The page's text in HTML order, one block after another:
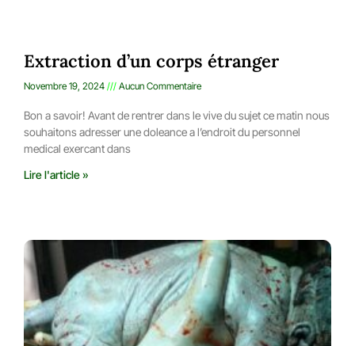
Extraction d’un corps étranger
Novembre 19, 2024 Aucun Commentaire
Bon a savoir! Avant de rentrer dans le vive du sujet ce matin nous
souhaitons adresser une doleance a l’endroit du personnel
medical exercant dans
Lire l'article »